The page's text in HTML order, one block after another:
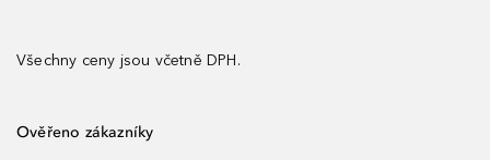
Všechny ceny jsou včetně DPH.
Ověřeno zákazníky